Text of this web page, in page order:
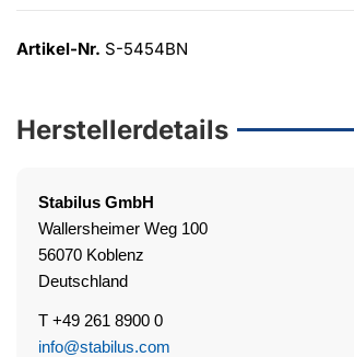
Artikel-Nr. S-5454BN
Herstellerdetails
Stabilus GmbH
Wallersheimer Weg 100
56070 Koblenz
Deutschland
T +49 261 8900 0
info@stabilus.com